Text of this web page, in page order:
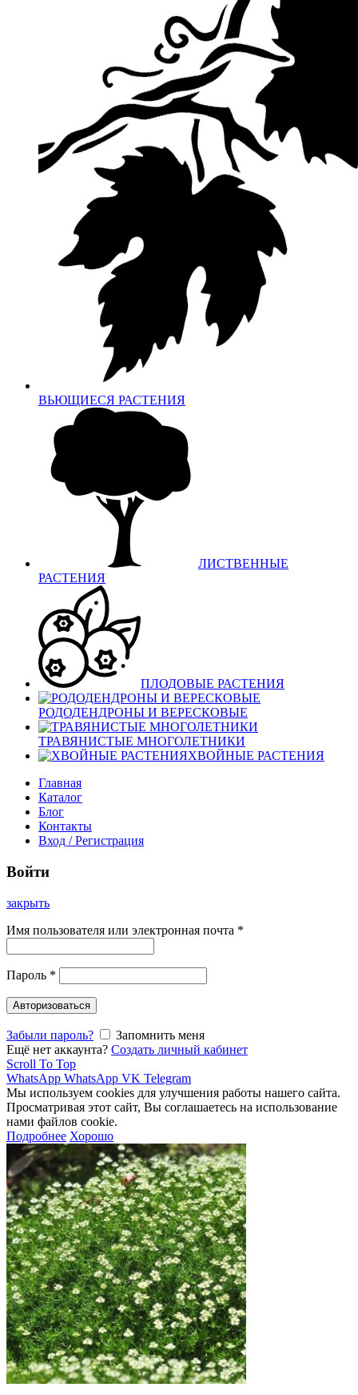
ВЬЮЩИЕСЯ РАСТЕНИЯ
ЛИСТВЕННЫЕ
РАСТЕНИЯ
ПЛОДОВЫЕ РАСТЕНИЯ
РОДОДЕНДРОНЫ И ВЕРЕСКОВЫЕ
ТРАВЯНИСТЫЕ МНОГОЛЕТНИКИ
ХВОЙНЫЕ РАСТЕНИЯ
Главная
Каталог
Блог
Контакты
Вход / Регистрация
Войти
закрыть
Имя пользователя или электронная почта *
Пароль *
Авторизоваться
Забыли пароль?
Запомнить меня
Ещё нет аккаунта? Создать личный кабинет
Scroll To Top
WhatsApp WhatsApp VK Telegram
Мы используем cookies для улучшения работы нашего сайта.
Просматривая этот сайт, Вы соглашаетесь на использование
нами файлов cookie.
Подробнее Хорошо